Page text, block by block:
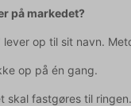
på markedet?
op til sit navn.
op på én gang.
skal fastgøres til ringen.